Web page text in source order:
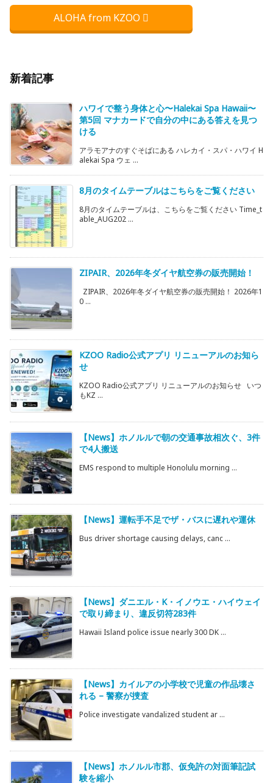
ALOHA from KZOO
新着記事
ハワイで整う身体と心〜Halekai Spa Hawaii〜
第5回 マナカードで自分の中にある答えを見つ
ける
アラモアナのすぐそばにある ハレカイ・スパ・ハワイ H
alekai Spa ウェ ...
8月のタイムテーブルはこちらをご覧ください
8月のタイムテーブルは、こちらをご覧ください Time_t
able_AUG202 ...
ZIPAIR、2026年冬ダイヤ航空券の販売開始！
ZIPAIR、2026年冬ダイヤ航空券の販売開始！ 2026年1
0 ...
KZOO Radio公式アプリ リニューアルのお知ら
せ
KZOO Radio公式アプリ リニューアルのお知らせ いつ
もKZ ...
【News】ホノルルで朝の交通事故相次ぐ、3件
で4人搬送
EMS respond to multiple Honolulu morning ...
【News】運転手不足でザ・バスに遅れや運休
Bus driver shortage causing delays, canc ...
【News】ダニエル・K・イノウエ・ハイウェイ
で取り締まり、違反切符283件
Hawaii Island police issue nearly 300 DK ...
【News】カイルアの小学校で児童の作品壊さ
れる – 警察が捜査
Police investigate vandalized student ar ...
【News】ホノルル市郡、仮免許の対面筆記試
験を縮小